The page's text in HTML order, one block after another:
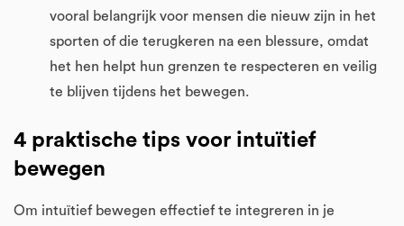
vooral belangrijk voor mensen die nieuw zijn in het
sporten of die terugkeren na een blessure, omdat
het hen helpt hun grenzen te respecteren en veilig
te blijven tijdens het bewegen.
4 praktische tips voor intuïtief
bewegen
Om intuïtief bewegen effectief te integreren in je